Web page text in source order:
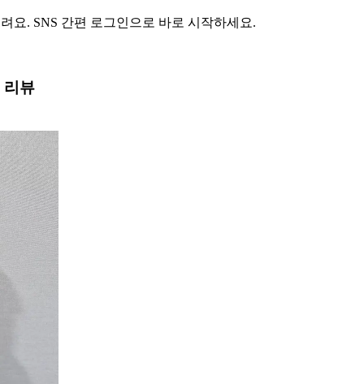
요. SNS 간편 로그인으로 바로 시작하세요.
리뷰